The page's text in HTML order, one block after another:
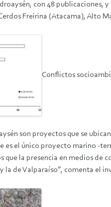
con 48 publicaciones,
Freirina (Atacama), Alto
Conflictos
son proyectos que se
es el único proyecto marino -
la presencia en medios de
la de Valparaíso”, comenta el